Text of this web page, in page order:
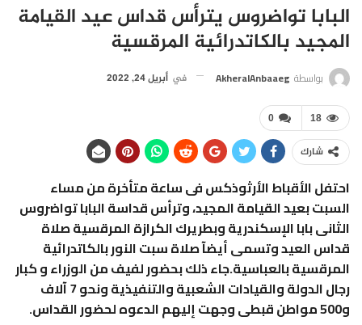
البابا تواضروس يترأس قداس عيد القيامة
المجيد بالكاتدرائية المرقسية
بواسطة AkheralAnbaaeg في أبريل 24, 2022
0 18
شارك
احتفل الأقباط الأرثوذكس فى ساعة متأخرة من مساء
السبت بعيد القيامة المجيد، وترأس قداسة البابا تواضروس
الثانى بابا الإسكندرية وبطريرك الكرازة المرقسية صلاة
قداس العيد وتسمى أيضآ صلاة سبت النور بالكاتدرائية
المرقسية بالعباسية.جاء ذلك بحضور لفيف من الوزراء و كبار
رجال الدولة والقيادات الشعبية والتنفيذية ونحو 7 آلاف
و500 مواطن قبطى وجهت إليهم الدعوه لحضور القداس.